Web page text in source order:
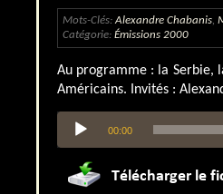
Mots-Clés:Alexandre Chabanis,
Catégorie: Émissions 2000
Au programme : la Serbie,
Américains. Invités :
Lecteur
audio
00:00